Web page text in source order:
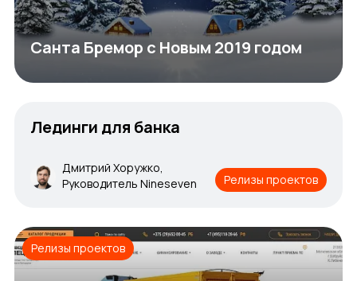
Санта Бремор с Новым 2019 годом
Лединги для банка
Дмитрий Хоружко,
Руководитель Nineseven
Релизы проектов
Релизы проектов